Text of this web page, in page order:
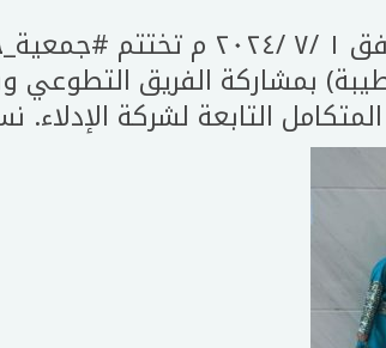
بمشاركة الفريق التطوعي
المتكامل التابعة لشركة